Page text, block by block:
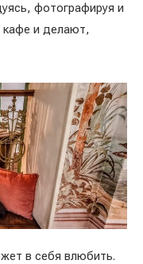
фотографируя и
кафе и делают,
в себя влюбить.